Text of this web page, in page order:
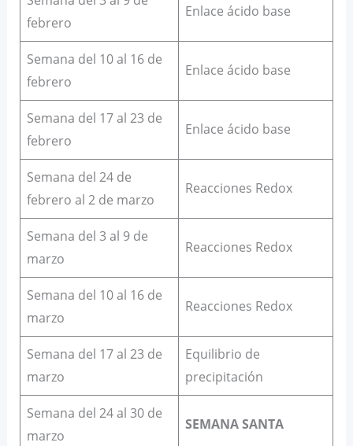
febrero
Enlace ácido base
Semana del 10 al 16 de
febrero
Enlace ácido base
Semana del 17 al 23 de
febrero
Enlace ácido base
Semana del 24 de
febrero al 2 de marzo
Reacciones Redox
Semana del 3 al 9 de
marzo
Reacciones Redox
Semana del 10 al 16 de
marzo
Reacciones Redox
Semana del 17 al 23 de
marzo
Equilibrio de
precipitación
Semana del 24 al 30 de
marzo
SEMANA SANTA